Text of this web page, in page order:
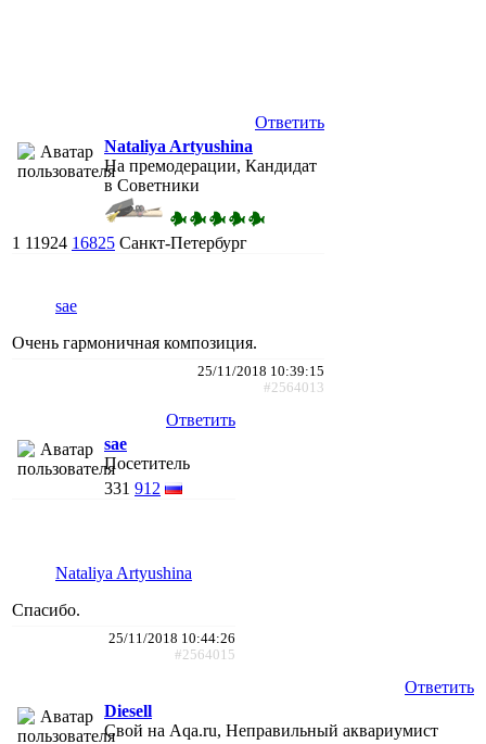
Ответить
Nataliya Artyushina
На премодерации, Кандидат
в Советники
1 11924 16825 Санкт-Петербург
sae
Очень гармоничная композиция.
25/11/2018 10:39:15
#2564013
Ответить
sae
Посетитель
331 912
Nataliya Artyushina
Спасибо.
25/11/2018 10:44:26
#2564015
Ответить
Diesell
Свой на Aqa.ru, Неправильный аквариумист